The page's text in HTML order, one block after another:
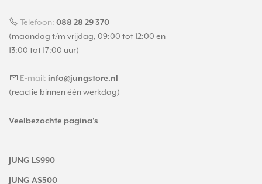
Telefoon: 088 28 29 370
(maandag t/m vrijdag, 09:00 tot 12:00 en
13:00 tot 17:00 uur)
E-mail: info@jungstore.nl
(reactie binnen één werkdag)
Veelbezochte pagina's
JUNG LS990
JUNG AS500